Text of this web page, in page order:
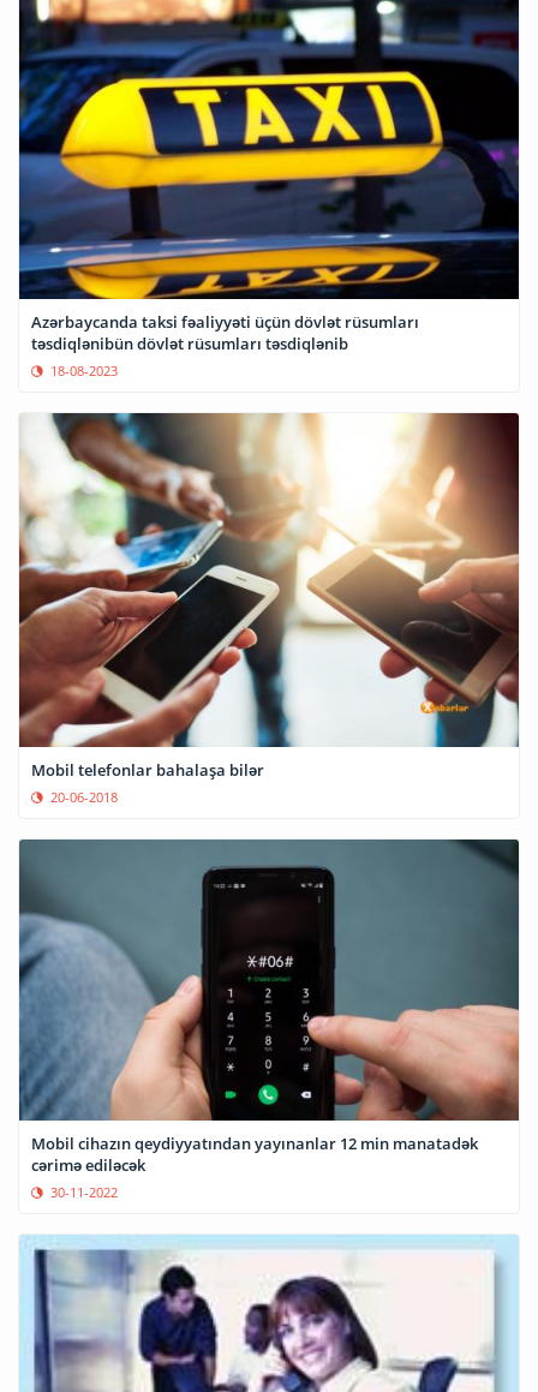
Azərbaycanda taksi fəaliyyəti üçün dövlət rüsumları
təsdiqlənibün dövlət rüsumları təsdiqlənib
18-08-2023
Mobil telefonlar bahalaşa bilər
20-06-2018
Mobil cihazın qeydiyyatından yayınanlar 12 min manatadək
cərimə ediləcək
30-11-2022